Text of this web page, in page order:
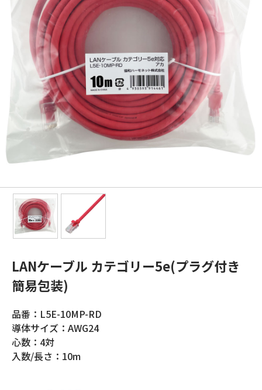
LANケーブル カテゴリー5e(プラグ付き
簡易包装)
品番：L5E-10MP-RD
導体サイズ：AWG24
心数：4対
入数/長さ：10m